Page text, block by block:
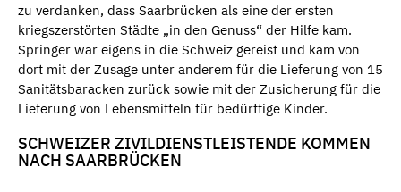
zu verdanken, dass Saarbrücken als eine der ersten
kriegszerstörten Städte „in den Genuss“ der Hilfe kam.
Springer war eigens in die Schweiz gereist und kam von
dort mit der Zusage unter anderem für die Lieferung von 15
Sanitätsbaracken zurück sowie mit der Zusicherung für die
Lieferung von Lebensmitteln für bedürftige Kinder.
SCHWEIZER ZIVILDIENSTLEISTENDE KOMMEN
NACH SAARBRÜCKEN